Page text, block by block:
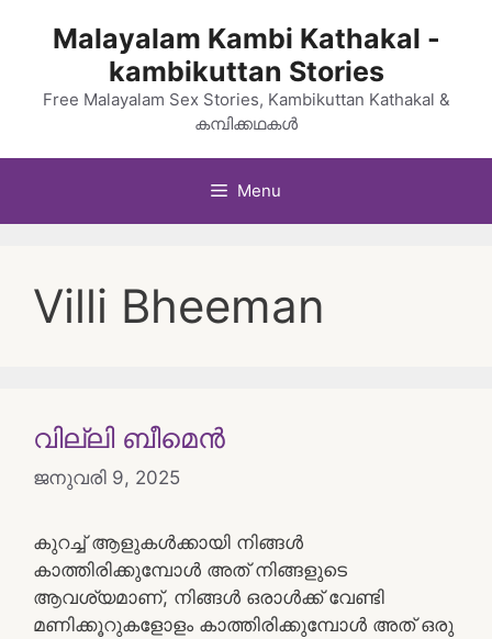
Malayalam Kambi Kathakal -
kambikuttan Stories
Free Malayalam Sex Stories, Kambikuttan Kathakal &
കമ്പിക്കഥകൾ
Menu
Villi Bheeman
വില്ലി ബീമെൻ
ജനുവരി 9, 2025
കുറച്ച് ആളുകൾക്കായി നിങ്ങൾ
കാത്തിരിക്കുമ്പോൾ അത് നിങ്ങളുടെ
ആവശ്യമാണ്, നിങ്ങൾ ഒരാൾക്ക് വേണ്ടി
മണിക്കൂറുകളോളം കാത്തിരിക്കുമ്പോൾ അത് ഒരു